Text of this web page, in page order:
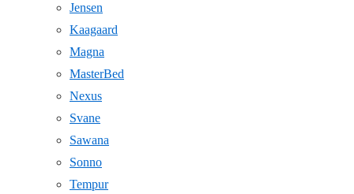
Jensen
Kaagaard
Magna
MasterBed
Nexus
Svane
Sawana
Sonno
Tempur